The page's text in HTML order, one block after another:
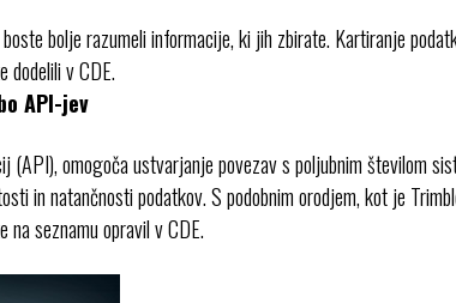
bolje razumeli informacije, ki jih zbirate. Kartiranje
dodelili v CDE.
API-jev
(API), omogoča ustvarjanje povezav s poljubnim številom
in natančnosti podatkov. S podobnim orodjem, kot je
na seznamu opravil v CDE.